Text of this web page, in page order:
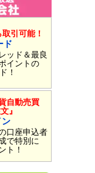
引可能！
ド
ッド＆最良
イントの
！
自動売買
』
ン
口座申込者
で特別に
ト！